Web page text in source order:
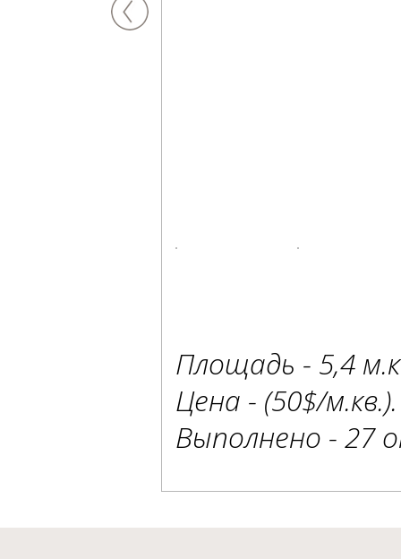
Площадь - 5,4
Цена - (50$/м.кв.).
Выполнено - 27